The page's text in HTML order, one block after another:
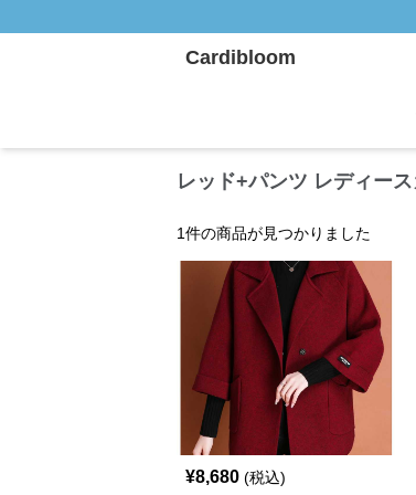
Cardibloom
レッド+パンツ レディー
1件の商品が見つかりました
¥8,680 (税込)